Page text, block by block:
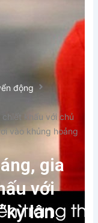
động
khấu với chủ
vào khủng hoảng
gia
với
lân